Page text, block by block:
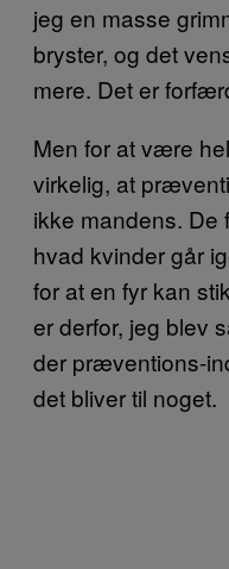
jeg en masse
bryster, og det
mere. Det er
Men for at være
virkelig, at
ikke mandens. De
hvad kvinder går
for at en fyr kan
er derfor, jeg blev
der præventions-
det bliver til noget.